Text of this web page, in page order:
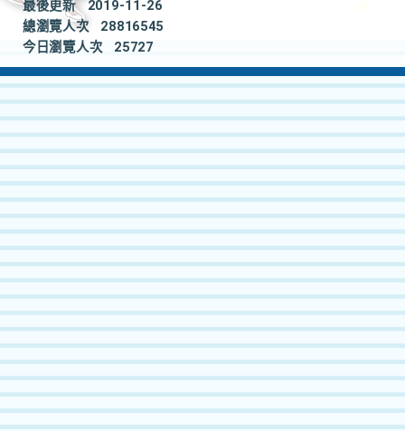
最後更新
2019-11-26
總瀏覽人次
28816545
今日瀏覽人次
25727